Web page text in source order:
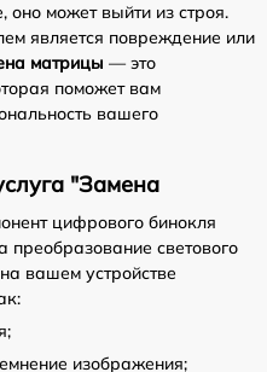
может выйти из строя.
является повреждение или
матрицы — это
поможет вам
вашего
"Замена
цифрового бинокля
преобразование светового
вашем устройстве
изображения;